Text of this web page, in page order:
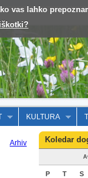
vas lahko
KULTURA
Arhiv Koledar
P T S